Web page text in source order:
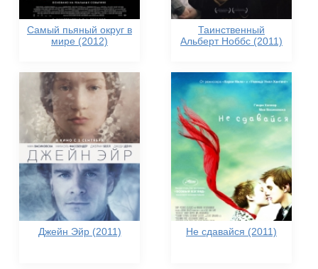
Самый пьяный округ в
мире (2012)
Таинственный
Альберт Ноббс (2011)
Джейн Эйр (2011) Не сдавайся (2011)